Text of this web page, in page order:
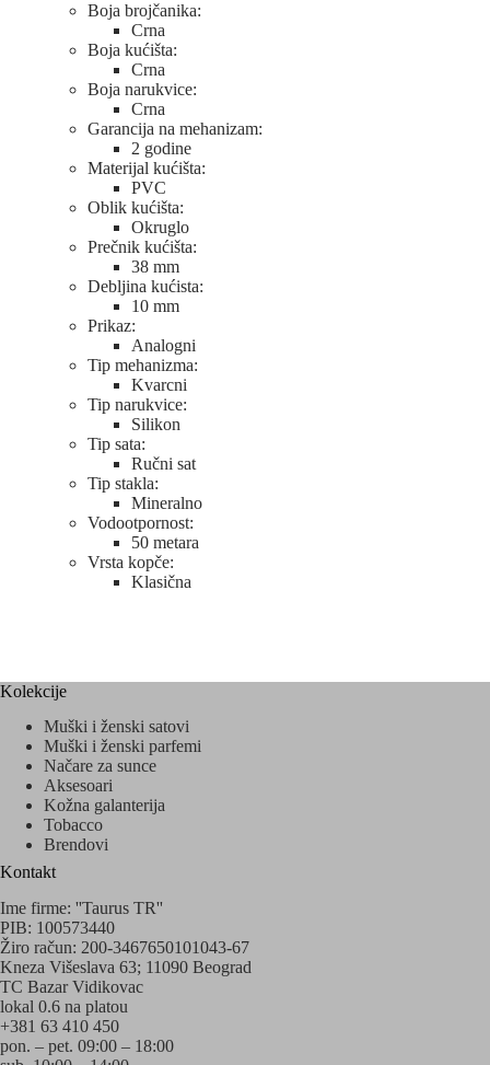
Boja brojčanika:
Crna
Boja kućišta:
Crna
Boja narukvice:
Crna
Garancija na mehanizam:
2 godine
Materijal kućišta:
PVC
Oblik kućišta:
Okruglo
Prečnik kućišta:
38 mm
Debljina kućista:
10 mm
Prikaz:
Analogni
Tip mehanizma:
Kvarcni
Tip narukvice:
Silikon
Tip sata:
Ručni sat
Tip stakla:
Mineralno
Vodootpornost:
50 metara
Vrsta kopče:
Klasična
Kolekcije
Muški i ženski satovi
Muški i ženski parfemi
Načare za sunce
Aksesoari
Kožna galanterija
Tobacco
Brendovi
Kontakt
Ime firme: ''Taurus TR''
PIB: 100573440
Žiro račun: 200-3467650101043-67
Kneza Višeslava 63; 11090 Beograd
TC Bazar Vidikovac
lokal 0.6 na platou
+381 63 410 450
pon. – pet. 09:00 – 18:00